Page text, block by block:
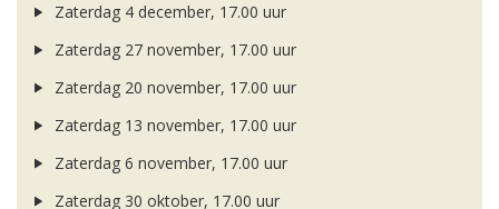
Zaterdag 4 december, 17.00 uur
Zaterdag 27 november, 17.00 uur
Zaterdag 20 november, 17.00 uur
Zaterdag 13 november, 17.00 uur
Zaterdag 6 november, 17.00 uur
Zaterdag 30 oktober, 17.00 uur